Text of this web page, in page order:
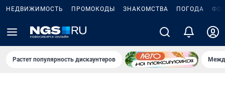
НЕДВИЖИМОСТЬ ПРОМОКОДЫ ЗНАКОМСТВА ПОГОДА
Растет популярность дискаунтеров